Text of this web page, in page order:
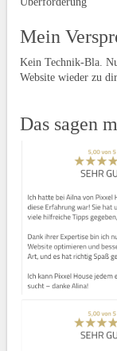
Mein
Kein Technik-Bla.
Website wieder zu
Das sagen